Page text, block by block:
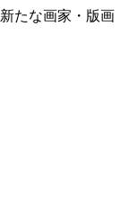
たな画家・版画